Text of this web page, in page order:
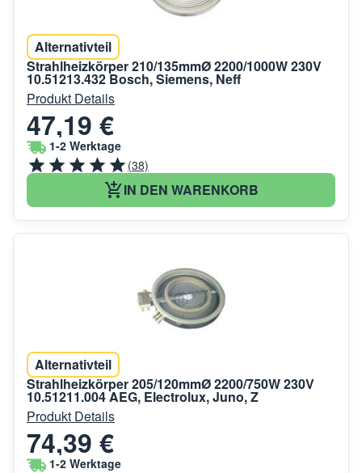
Alternativteil
Strahlheizkörper 210/135mmØ 2200/1000W 230V
10.51213.432 Bosch, Siemens, Neff
Produkt Details
47,19 €
1-2 Werktage
(38)
IN DEN WARENKORB
Alternativteil
Strahlheizkörper 205/120mmØ 2200/750W 230V
10.51211.004 AEG, Electrolux, Juno, Z
Produkt Details
74,39 €
1-2 Werktage